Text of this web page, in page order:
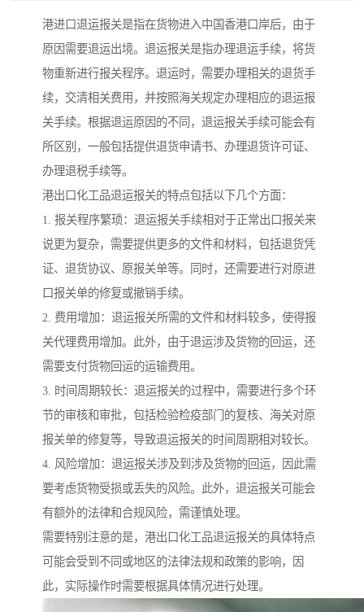
港进口退运报关是指在货物进入中国香港口岸后，由于
原因需要退运出境。退运报关是指办理退运手续，将货
物重新进行报关程序。退运时，需要办理相关的退货手
续，交清相关费用，并按照海关规定办理相应的退运报
关手续。根据退运原因的不同，退运报关手续可能会有
所区别，一般包括提供退货申请书、办理退货许可证、
办理退税手续等。
港出口化工品退运报关的特点包括以下几个方面：
1. 报关程序繁琐：退运报关手续相对于正常出口报关来
说更为复杂，需要提供更多的文件和材料，包括退货凭
证、退货协议、原报关单等。同时，还需要进行对原进
口报关单的修复或撤销手续。
2. 费用增加：退运报关所需的文件和材料较多，使得报
关代理费用增加。此外，由于退运涉及货物的回运，还
需要支付货物回运的运输费用。
3. 时间周期较长：退运报关的过程中，需要进行多个环
节的审核和审批，包括检验检疫部门的复核、海关对原
报关单的修复等，导致退运报关的时间周期相对较长。
4. 风险增加：退运报关涉及到涉及货物的回运，因此需
要考虑货物受损或丢失的风险。此外，退运报关可能会
有额外的法律和合规风险，需谨慎处理。
需要特别注意的是，港出口化工品退运报关的具体特点
可能会受到不同或地区的法律法规和政策的影响，因
此，实际操作时需要根据具体情况进行处理。